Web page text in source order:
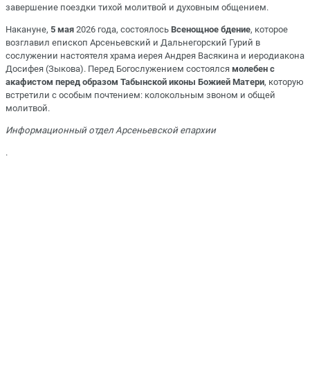
завершение поездки тихой молитвой и духовным общением.
Накануне, 5 мая 2026 года, состоялось Всенощное бдение, которое
возглавил епископ Арсеньевский и Дальнегорский Гурий в
сослужении настоятеля храма иерея Андрея Васякина и иеродиакона
Досифея (Зыкова). Перед Богослужением состоялся молебен с
акафистом перед образом Табынской иконы Божией Матери, которую
встретили с особым почтением: колокольным звоном и общей
молитвой.
Информационный отдел Арсеньевской епархии
.